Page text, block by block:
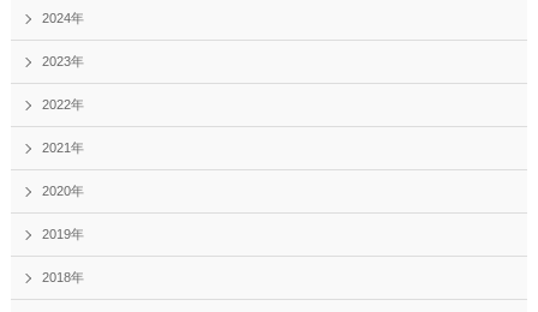
2024年
2023年
2022年
2021年
2020年
2019年
2018年